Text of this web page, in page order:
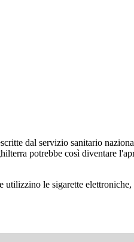
dal servizio sanitario
potrebbe così diventare
utilizzino le sigarette